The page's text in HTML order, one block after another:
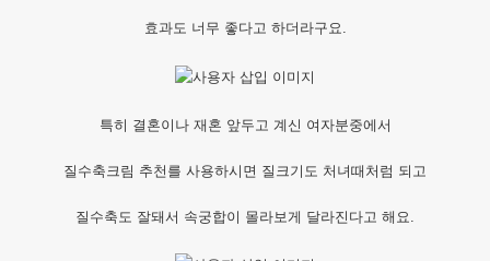
효과도 너무 좋다고 하더라구요.
특히 결혼이나 재혼 앞두고 계신 여자분중에서
질수축크림 추천를 사용하시면 질크기도 처녀때처럼 되고
질수축도 잘돼서 속궁합이 몰라보게 달라진다고 해요.